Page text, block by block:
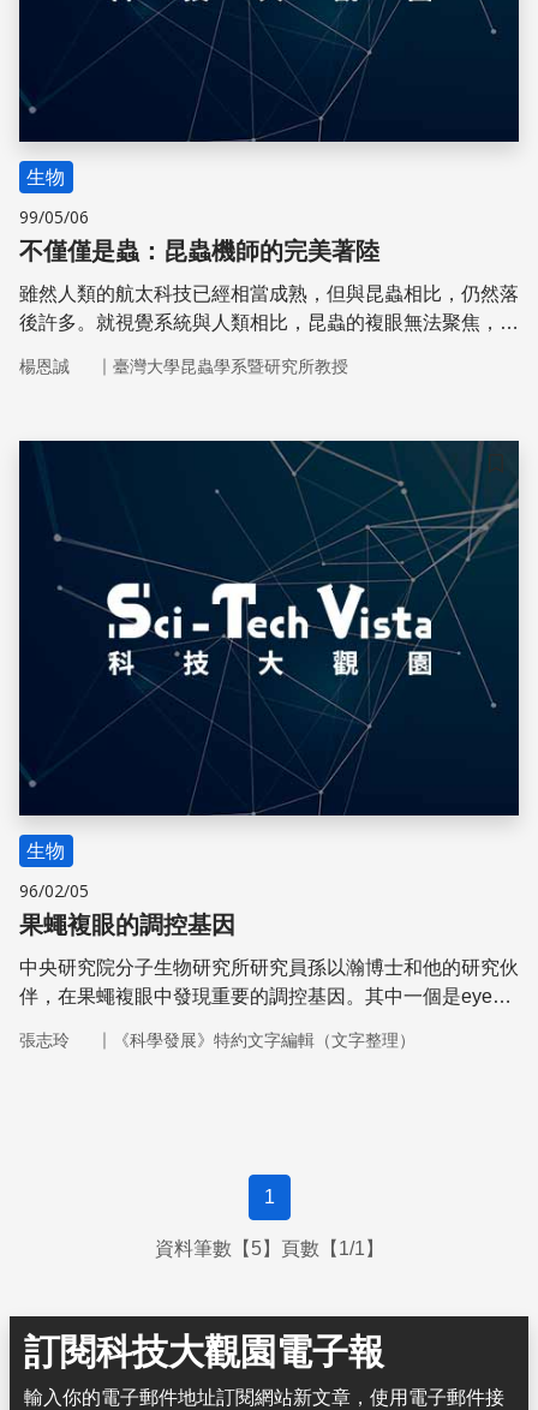
生物
99/05/06
不僅僅是蟲：昆蟲機師的完美著陸
雖然人類的航太科技已經相當成熟，但與昆蟲相比，仍然落
後許多。就視覺系統與人類相比，昆蟲的複眼無法聚焦，也
楊恩誠 ｜ 臺灣大學昆蟲學系暨研究所教授
儲存
生物
96/02/05
果蠅複眼的調控基因
中央研究院分子生物研究所研究員孫以瀚博士和他的研究伙
伴，在果蠅複眼中發現重要的調控基因。其中一個是eye
張志玲 ｜ 《科學發展》特約文字編輯（文字整理）
1
資料筆數【5】頁數【1/1】
訂閱科技大觀園電子報
輸入你的電子郵件地址訂閱網站新文章，使用電子郵件接